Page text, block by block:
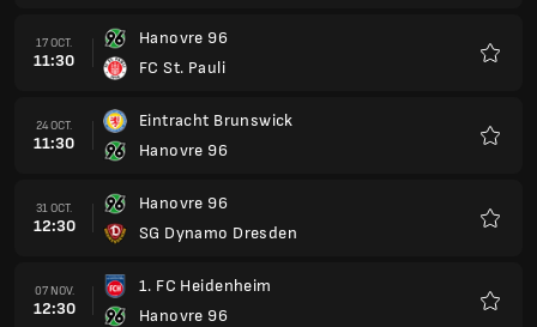
17 OCT.
11:30
Hanovre 96
FC St. Pauli
24 OCT.
11:30
Eintracht Brunswick
Hanovre 96
31 OCT.
12:30
Hanovre 96
SG Dynamo Dresden
07 NOV.
12:30
1. FC Heidenheim
Hanovre 96